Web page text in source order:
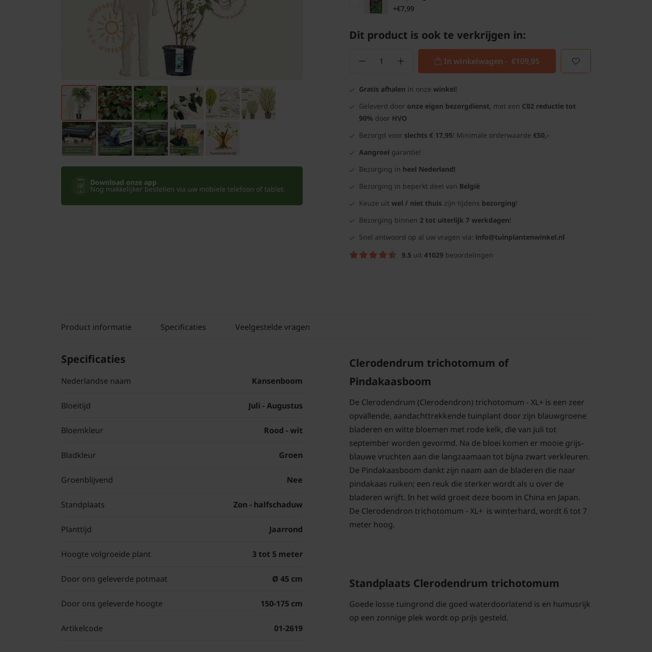
Bomen
Leibomen
Kamerplanten
Bloempotten
Download onze app
Nog makkelijker bestellen via uw mobiele telefoon of tablet.
+€7,99
Dit product is ook te verkrijgen in:
In winkelwagen - €109,95
Gratis afhalen in onze winkel!
Geleverd door onze eigen bezorgdienst, met een C02 reductie tot
90% door HVO
Bezorgd voor slechts € 17,95! Minimale orderwaarde €50,-
Aangroei garantie!
Bezorging in heel Nederland!
Bezorging in beperkt deel van België
Keuze uit wel / niet thuis zijn tijdens bezorging!
Bezorging binnen 2 tot uiterlijk 7 werkdagen!
Snel antwoord op al uw vragen via: info@tuinplantenwinkel.nl
9.5 uit 41029 beoordelingen
Product informatie Specificaties Veelgestelde vragen
Specificaties
Nederlandse naam Kansenboom
Bloeitijd Juli - Augustus
Bloemkleur Rood - wit
Bladkleur Groen
Groenblijvend Nee
Standplaats Zon - halfschaduw
Planttijd Jaarrond
Hoogte volgroeide plant 3 tot 5 meter
Door ons geleverde potmaat Ø 45 cm
Door ons geleverde hoogte 150-175 cm
Artikelcode 01-2619
Clerodendrum trichotomum of
Pindakaasboom
De Clerodendrum (Clerodendron) trichotomum - XL+ is een zeer
opvallende, aandachttrekkende tuinplant door zijn blauwgroene
bladeren en witte bloemen met rode kelk, die van juli tot
september worden gevormd. Na de bloei komen er mooie grijs-
blauwe vruchten aan die langzaamaan tot bijna zwart verkleuren.
De Pindakaasboom dankt zijn naam aan de bladeren die naar
pindakaas ruiken; een reuk die sterker wordt als u over de
bladeren wrijft. In het wild groeit deze boom in China en Japan.
De Clerodendron trichotomum - XL+ is winterhard, wordt 6 tot 7
meter hoog.
Standplaats Clerodendrum trichotomum
Goede losse tuingrond die goed waterdoorlatend is en humusrijk
op een zonnige plek wordt op prijs gesteld.